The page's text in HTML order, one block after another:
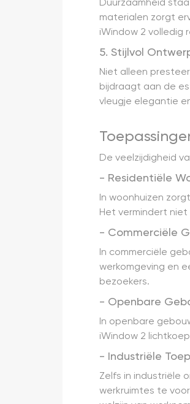
Duurzaamheid
materialen zorgt
iWindow 2 volledig
5. Stijlvol
Niet alleen
bijdraagt aan de
vleugje elegantie
De veelzijdigheid
- Residentiële
In woonhuizen
Het vermindert
- Commerciële
In commerciële
werkomgeving en
bezoekers.
- Openbare
In openbare
iWindow 2
- Industriële
Zelfs in industriële
werkruimtes te